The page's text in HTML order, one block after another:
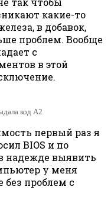
какие-то
в добавок,
проблем. Вообще
с
в этой
код А2
первый раз я
BIOS и по
надежде выявить
у меня
без проблем с